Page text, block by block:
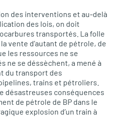
des interventions et au-delà
des lois, on doit
transportés. La folle
vente d’autant de pétrole, de
les ressources ne se
ne se déssèchent, a mené à
du transport des
trains et pétroliers.
désastreuses conséquences
de pétrole de BP dans le
explosion d’un train à